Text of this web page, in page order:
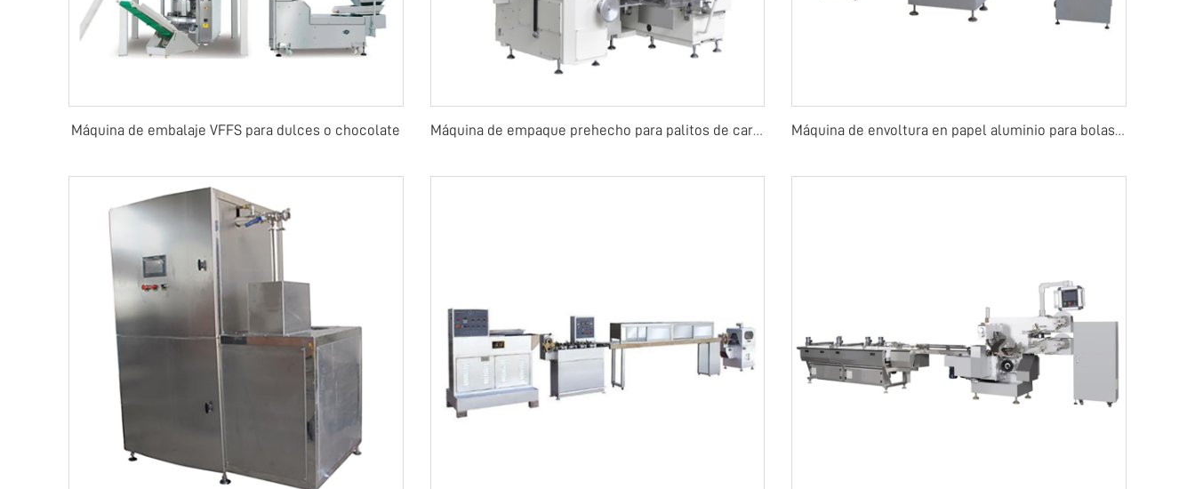
Máquina de embalaje VFFS para dulces o chocolate Máquina de empaque prehecho para palitos de caramelo Máquina de envoltura en papel aluminio para bolas de chocolate